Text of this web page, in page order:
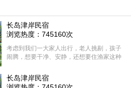
长岛津岸民宿
浏览热度：745160次
考虑到我们一大家人出行，老人挑剔，孩子
闹腾，想要干净、安静，还想要住渔家这种
选择津岸民宿，实际体验客房很干净，饭菜
方面家里老人也很满意，整体饭菜给搭配的
长岛津岸民宿